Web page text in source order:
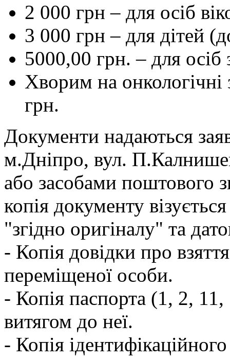
2 000 грн – для осіб
3 000 грн – для дітей
5000,00 грн. – для осіб
Хворим на
грн.
Документи надаються
м.Дніпро, вул.
або засобами поштового
копія документу
"згідно оригіналу" та
- Копія довідки про
переміщеної особи.
- Копія паспорта (1, 2,
витягом до неї.
- Копія